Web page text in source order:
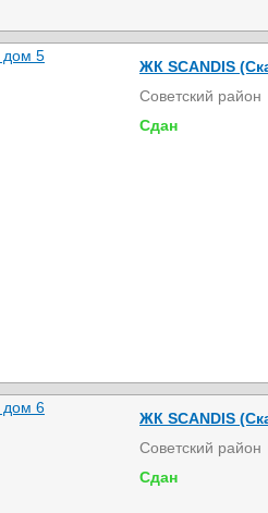
ЖК SCANDIS
Советский район
Сдан
ЖК SCANDIS
Советский район
Сдан